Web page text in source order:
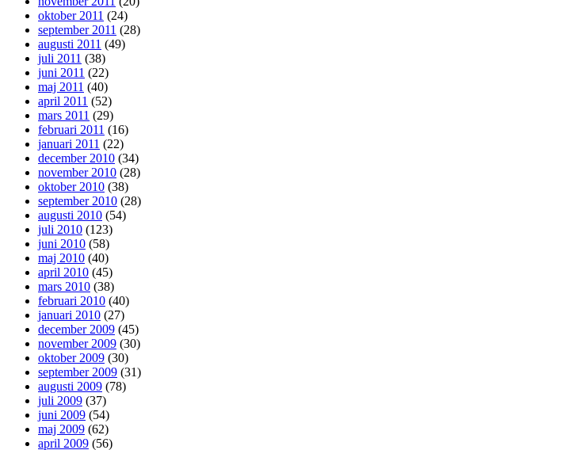
oktober 2011 (24)
september 2011 (28)
augusti 2011 (49)
juli 2011 (38)
juni 2011 (22)
maj 2011 (40)
april 2011 (52)
mars 2011 (29)
februari 2011 (16)
januari 2011 (22)
december 2010 (34)
november 2010 (28)
oktober 2010 (38)
september 2010 (28)
augusti 2010 (54)
juli 2010 (123)
juni 2010 (58)
maj 2010 (40)
april 2010 (45)
mars 2010 (38)
februari 2010 (40)
januari 2010 (27)
december 2009 (45)
november 2009 (30)
oktober 2009 (30)
september 2009 (31)
augusti 2009 (78)
juli 2009 (37)
juni 2009 (54)
maj 2009 (62)
april 2009 (56)